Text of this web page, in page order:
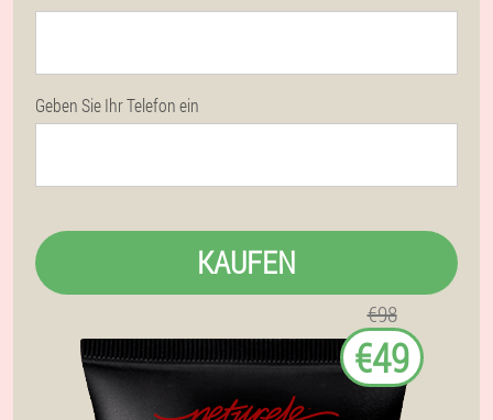
Geben Sie Ihr Telefon ein
KAUFEN
€98
€49